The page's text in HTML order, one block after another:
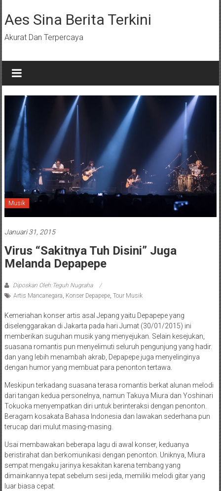
ke
konten
Aes Sina Berita Terkini
Akurat Dan Terpercaya
Musik
Januari 31, 2015
Virus “Sakitnya Tuh Disini” Juga
Melanda Depapepe
Diposkan Oleh:Teguh Nugraha
Artis Mancanegara, Konser Depapepe, Tour Musik
Kemeriahan konser artis asal Jepang yaitu Depapepe yang
diselenggarakan di Jakarta pada hari Jumat (30/01/2015) ini
memberikan suguhan musik yang menyejukan. Selain kesejukan,
suasana romantis pun menyelimuti seluruh pengunjung yang hadir.
dan yang lebih menambah akrab, Depapepe juga menyelinginya
dengan humor yang membuat para penonton tertawa.
Meskipun terkadang suasana terasa romantis berkat alunan melodi
dari tangan kedua personelnya, namun Takuya Miura dan Yoshinari
Tokuoka menyempatkan diri untuk berinteraksi dengan penonton.
Beragam kosakata Bahasa Indonesia dan lawakan sederhana pun
terucap dari mulut masing-masing.
Usai membawakan beberapa lagu di awal konser, keduanya
beristirahat dan berkomunikasi dengan penonton. Uniknya, Miura
sempat mengaku jarinya kesakitan karena tembang yang
dimainkannya tepat sebelum sesi jeda, memiliki melodi gitar yang
luar biasa cepat.